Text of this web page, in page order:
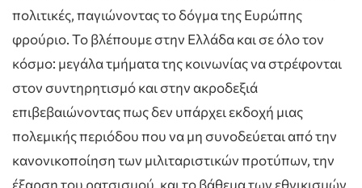
πολιτικές, παγιώνοντας το δόγμα της Ευρώπης
φρούριο. Το βλέπουμε στην Ελλάδα και σε όλο τον
κόσμο: μεγάλα τμήματα της κοινωνίας να στρέφονται
στον συντηρητισμό και στην ακροδεξιά
επιβεβαιώνοντας πως δεν υπάρχει εκδοχή μιας
πολεμικής περιόδου που να μη συνοδεύεται από την
κανονικοποίηση των μιλιταριστικών προτύπων, την
έξαρση του ρατσισμού, και το βάθεμα των εθνικισμών.